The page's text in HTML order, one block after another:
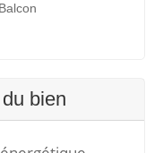
Balcon
bien